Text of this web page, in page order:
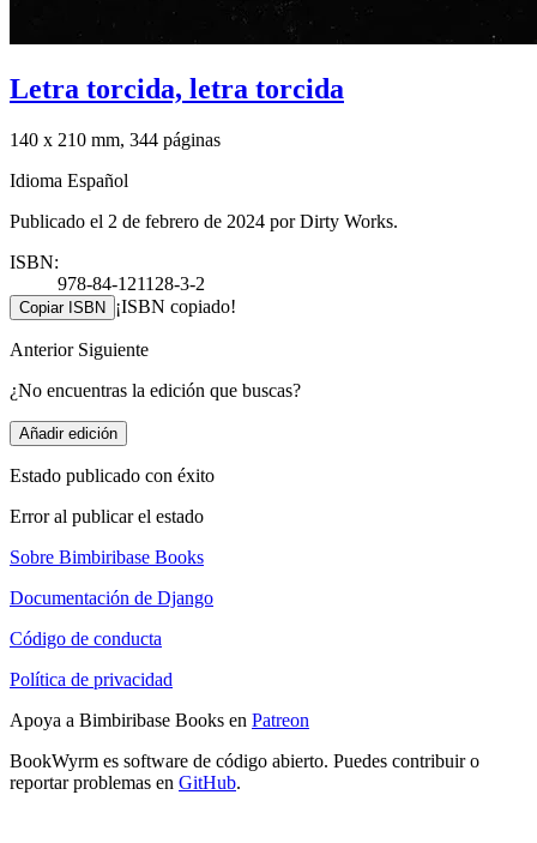
Letra torcida, letra torcida
140 x 210 mm, 344 páginas
Idioma Español
Publicado el 2 de febrero de 2024 por Dirty Works.
ISBN:
978-84-121128-3-2
Copiar ISBN ¡ISBN copiado!
Anterior Siguiente
¿No encuentras la edición que buscas?
Añadir edición
Estado publicado con éxito
Error al publicar el estado
Sobre Bimbiribase Books
Documentación de Django
Código de conducta
Política de privacidad
Apoya a Bimbiribase Books en Patreon
BookWyrm es software de código abierto. Puedes contribuir o
reportar problemas en GitHub.